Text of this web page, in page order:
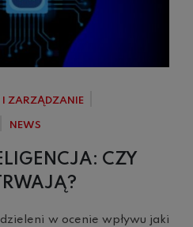
I ZARZĄDZANIE
NEWS
CZY
w ocenie wpływu jaki